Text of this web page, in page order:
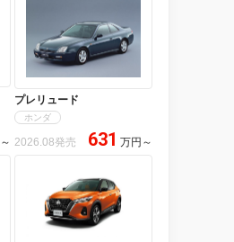
～
プレリュード
ホンダ
2026.08発売 631 万円 ～